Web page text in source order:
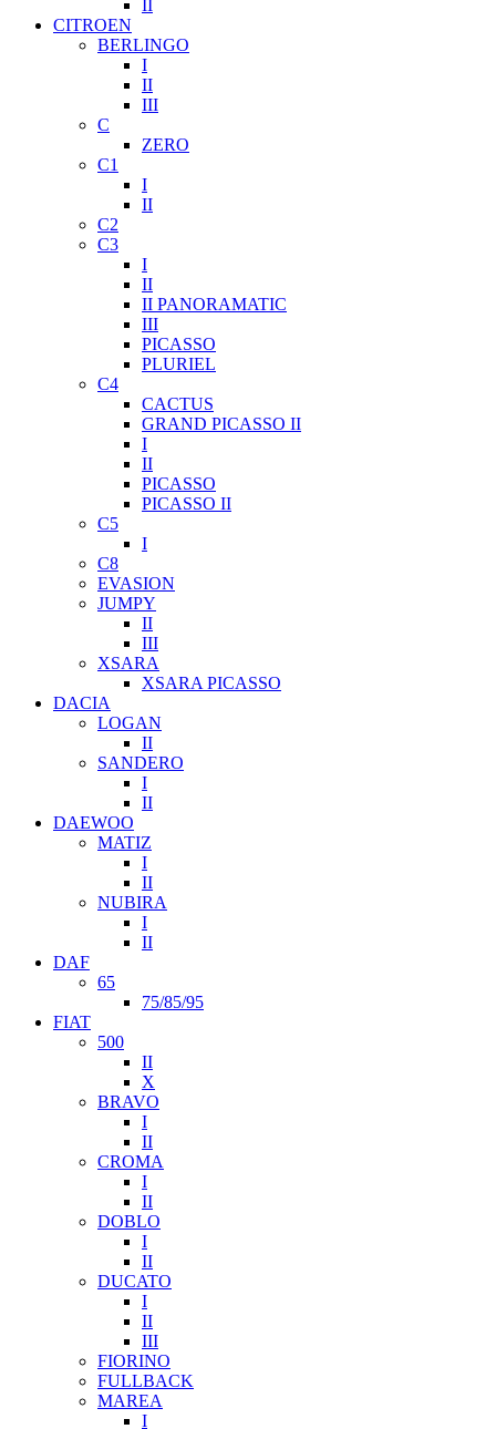
II
CITROEN
BERLINGO
I
II
III
C
ZERO
C1
I
II
C2
C3
I
II
II PANORAMATIC
III
PICASSO
PLURIEL
C4
CACTUS
GRAND PICASSO II
I
II
PICASSO
PICASSO II
C5
I
C8
EVASION
JUMPY
II
III
XSARA
XSARA PICASSO
DACIA
LOGAN
II
SANDERO
I
II
DAEWOO
MATIZ
I
II
NUBIRA
I
II
DAF
65
75/85/95
FIAT
500
II
X
BRAVO
I
II
CROMA
I
II
DOBLO
I
II
DUCATO
I
II
III
FIORINO
FULLBACK
MAREA
I